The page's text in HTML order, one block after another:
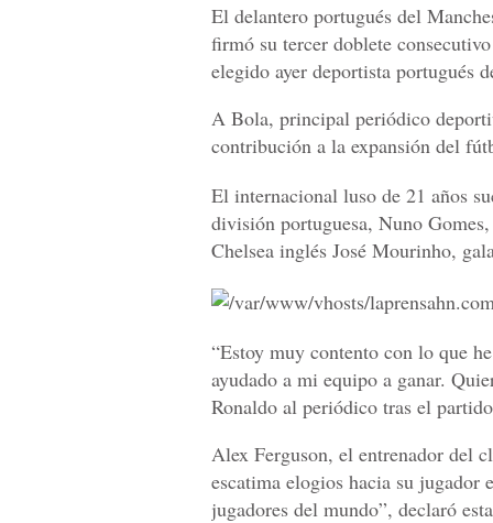
El delantero portugués del
firmó su tercer doblete
elegido ayer deportista portugués
A Bola, principal periódico
contribución a la expansión del
El internacional luso de 21 años
división portuguesa, Nuno
Chelsea inglés José Mourinho,
“Estoy muy contento con lo que
ayudado a mi equipo a ganar.
Ronaldo al periódico tras el
Alex Ferguson, el entrenador del
escatima elogios hacia su jugador
jugadores del mundo”, declaró